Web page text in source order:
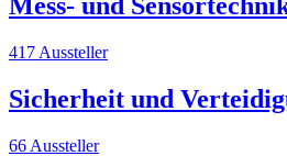
Mess- und
417 Aussteller
Sicherheit und
66 Aussteller